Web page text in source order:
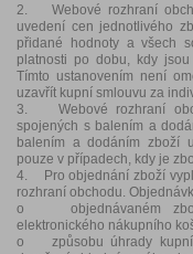
2. Webové rozhraní
uvedení cen jednotlivého
přidané hodnoty a všech
platnosti po dobu, kdy
Tímto ustanovením není
uzavřít kupní smlouvu za
3. Webové rozhraní
spojených s balením a
balením a dodáním zboží
pouze v případech, kdy je
4. Pro objednání zboží
rozhraní obchodu.
o objednávaném zboží
elektronického nákupního
o způsobu úhrady kupní